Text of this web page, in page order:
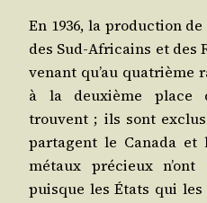
En 1936, la pro­duc­tion
des Sud-Afri­cains et des
venant qu’au qua­trième
à la deuxième place
trouvent ; ils sont
par­tagent le Cana­da et
métaux pré­cieux n’ont
puisque les États qui les